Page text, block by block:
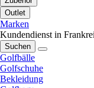
Outlet
Marken
Kundendienst in
Suchen
Golfbälle
Golfschuhe
Bekleidung